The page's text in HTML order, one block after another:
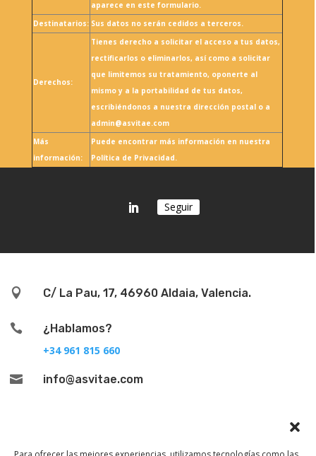
aparece en este formulario.
Destinatarios: Sus datos no serán cedidos a terceros.
Derechos:
Tienes derecho a solicitar el acceso a tus datos,
rectificarlos o eliminarlos, así como a solicitar
que limitemos su tratamiento, oponerte al
mismo y a la portabilidad de tus datos,
escribiéndonos a nuestra dirección postal o a
admin@asvitae.com
Más
información:
Puede encontrar más información en nuestra
Política de Privacidad.
Seguir
 C/ La Pau, 17, 46960 Aldaia, Valencia.

¿Hablamos?
+34 961 815 660
 info@asvitae.com